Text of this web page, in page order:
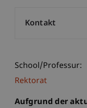
School/Professur:
Rektorat
Aufgrund der
Kontakt